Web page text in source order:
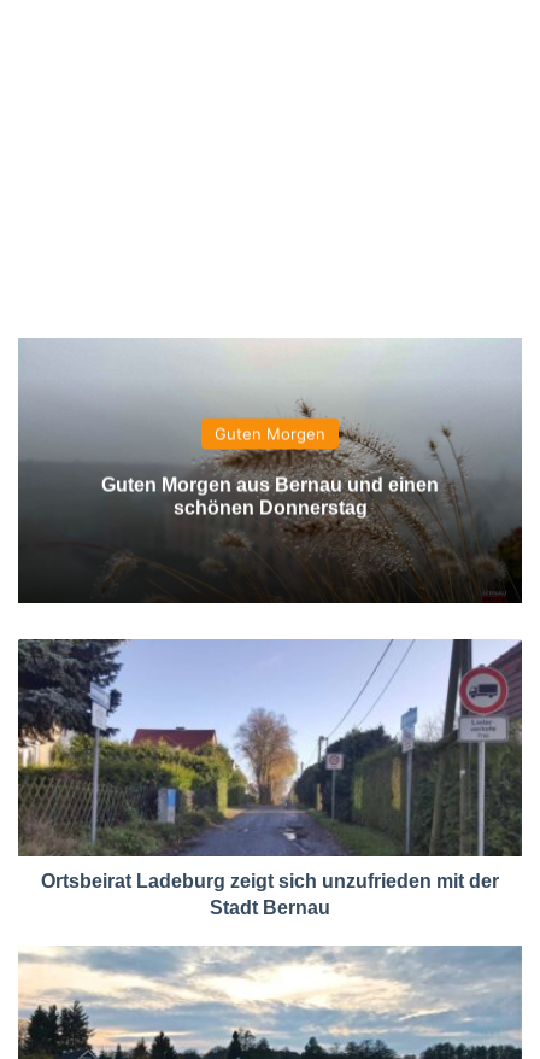
Guten Morgen
Guten Morgen aus Bernau und einen
schönen Donnerstag
Ortsbeirat Ladeburg zeigt sich unzufrieden mit der
Stadt Bernau